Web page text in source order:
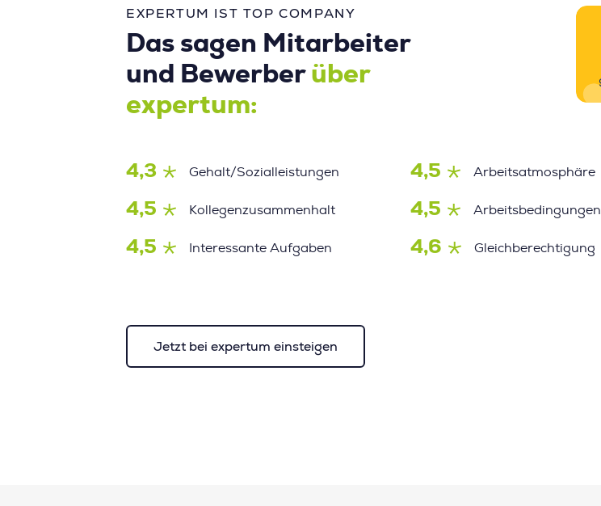
EXPERTUM IST TOP COMPANY
Das sagen Mitarbeiter
und Bewerber über
expertum:
4,3 Gehalt/Sozialleistungen 4,5 Arbeitsatmosphäre
4,5 Kollegenzusammenhalt 4,5 Arbeitsbedingungen
4,5 Interessante Aufgaben 4,6 Gleichberechtigung
Jetzt bei expertum einsteigen